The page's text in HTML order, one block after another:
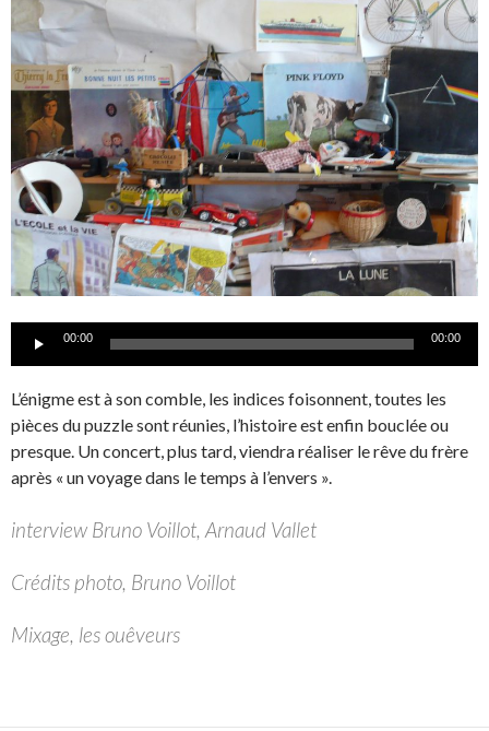
Lecteur00:00 00:00
L’énigme est à son comble, les indices foisonnent, toutes les
pièces du puzzle sont réunies, l’histoire est enfin bouclée ou
presque. Un concert, plus tard, viendra réaliser le rêve du frère
après « un voyage dans le temps à l’envers ».
interview Bruno Voillot, Arnaud Vallet
Crédits photo, Bruno Voillot
Mixage, les ouêveurs